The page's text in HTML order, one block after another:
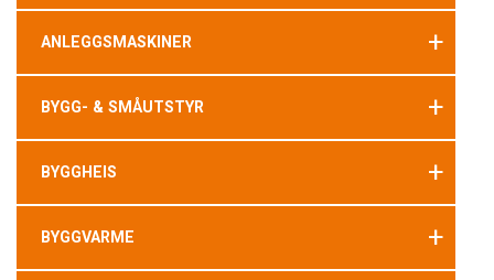
ANLEGGSMASKINER +
BYGG- & SMÅUTSTYR +
BYGGHEIS +
BYGGVARME +